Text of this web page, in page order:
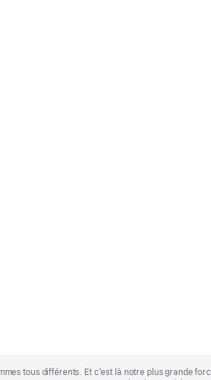
tous différents. Et c’est là notre plus grande